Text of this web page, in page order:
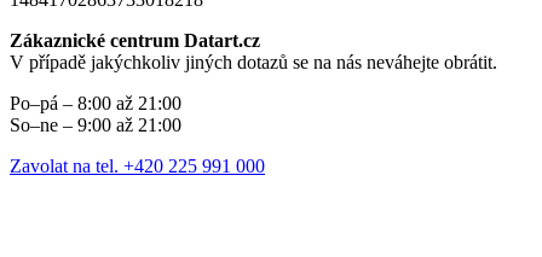
Zákaznické centrum Datart.cz
V případě jakýchkoliv jiných dotazů se na nás neváhejte obrátit.
Po–pá – 8:00 až 21:00
So–ne – 9:00 až 21:00
Zavolat na tel. +420 225 991 000